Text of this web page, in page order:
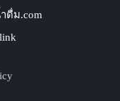
ดื่ม.com